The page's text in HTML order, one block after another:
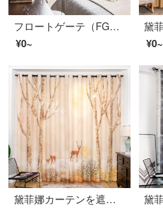
フロートゲーテ（FG）簡単に現代北欧風の高遮光カーテン-凌仕寝室のリビングルームのリビングルームのバルコニーの床にカーテンがかかっています。窓のカーテンは北欧灰をカスタマイズして桜のピンクのカーテンをつなぎ合わせます。幅2 m*高さ2.7 m-フック式です。
¥0~
¥0~
黛菲娜カーテンを遮光し、寝室の間仕切り網を赤くして光を通さない完成品の窓紗のカーテン9885-半遮光布-穴あけ仕上げ品の幅2.9*2.7メートルの高さ*1枚(高可改)